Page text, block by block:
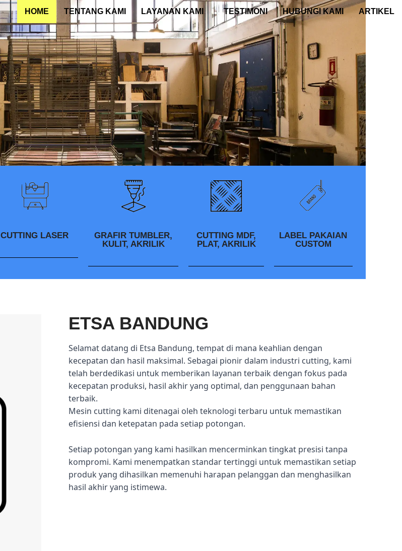
HOME TENTANG KAMI LAYANAN KAMI TESTIMONI HUBUNGI KAMI ARTIKEL
CUTTING LASER
GRAFIR TUMBLER,
KULIT, AKRILIK
CUTTING MDF,
PLAT, AKRILIK
LABEL PAKAIAN
CUSTOM
ETSA BANDUNG
Selamat datang di Etsa Bandung, tempat di mana keahlian dengan
kecepatan dan hasil maksimal. Sebagai pionir dalam industri cutting, kami
telah berdedikasi untuk memberikan layanan terbaik dengan fokus pada
kecepatan produksi, hasil akhir yang optimal, dan penggunaan bahan
terbaik.
Mesin cutting kami ditenagai oleh teknologi terbaru untuk memastikan
efisiensi dan ketepatan pada setiap potongan.
Setiap potongan yang kami hasilkan mencerminkan tingkat presisi tanpa
kompromi. Kami menempatkan standar tertinggi untuk memastikan setiap
produk yang dihasilkan memenuhi harapan pelanggan dan menghasilkan
hasil akhir yang istimewa.